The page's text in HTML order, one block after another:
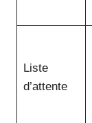
Liste
d’attente